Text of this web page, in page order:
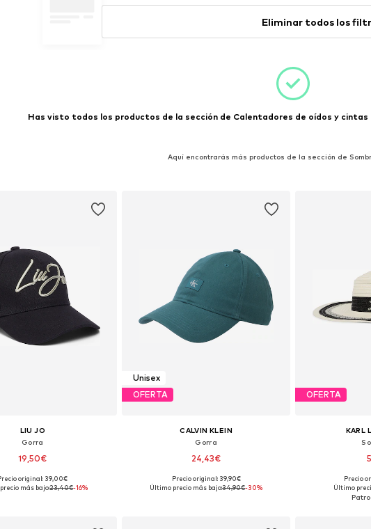
Eliminar todos los
Has visto todos los productos de la sección de Calentadores de oídos y
Aquí encontrarás más productos de la sección de
LIU JO
Gorra
19,50€
disponibles: 55-60
original: 39,00€
más bajo:23,40€-16%
Unisex
OFERTA
CALVIN KLEIN
Gorra
24,43€
Tallas disponibles: 55-60
Precio original: 39,90€
Último precio más bajo:34,90€-30%
OFERTA
KARL
Tallas
Precio
Último